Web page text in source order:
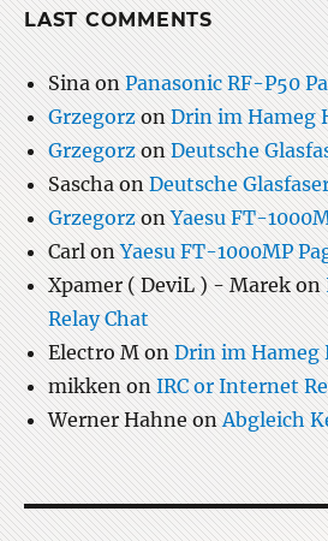
LAST COMMENTS
Sina onPanasonic RF-P50
Grzegorz on Drin im Hameg
GrzegorzonDeutsche
Sascha onDeutsche
GrzegorzonYaesu FT-
CarlonYaesu FT-1000MP
Xpamer ( DeviL ) - Marekon
Relay Chat
Electro M on Drin im Hameg
mikkenon IRC or Internet
Werner Hahneon Abgleich